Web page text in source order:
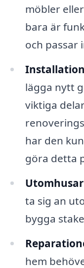
möbler
bara är
och passar
lägga nytt
viktiga
har den
göra detta
ta sig an
bygga
hem